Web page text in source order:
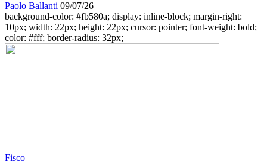
Paolo Ballanti 09/07/26
background-color: #fb580a; display: inline-block; margin-right:
10px; width: 22px; height: 22px; cursor: pointer; font-weight: bold;
color: #fff; border-radius: 32px;
Fisco